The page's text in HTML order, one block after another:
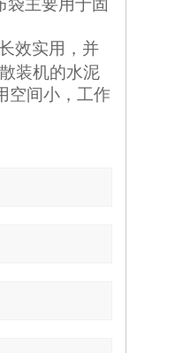
主要用于固
效实用，并
装机的水泥
空间小，工作